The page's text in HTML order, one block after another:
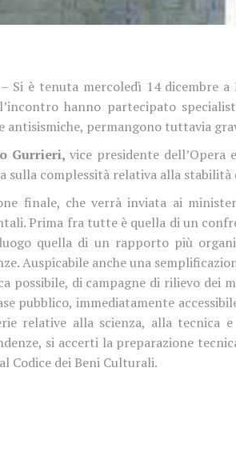
– Si è tenuta mercoledì 14 dicembre
hanno partecipato
antisismiche, permangono tuttavia
Gurrieri, vice presidente
sulla complessità relativa alla
finale, che verrà inviata ai
Prima fra tutte è quella di un
quella di un rapporto più
Auspicabile anche una
possibile, di campagne di rilievo dei
pubblico, immediatamente
relative alla scienza, alla
si accerti la preparazione
Codice dei Beni Culturali.